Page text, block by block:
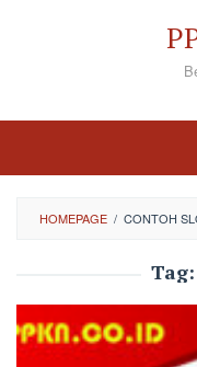
HOMEPAGE / CONTOH
Tag: